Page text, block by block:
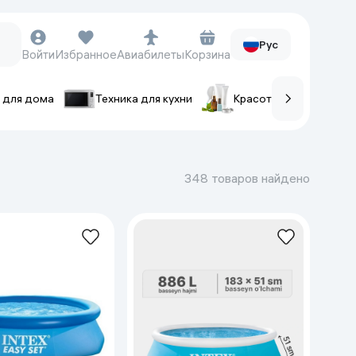
Фитнес-браслеты
Фотоаппараты и видеокамеры
Фотоаппараты
Экшен-камеры
ВойтиИзбранноеАвиабилетыКорзина
Рус
для дома Техника для кухни Красота и уход
348 товаров найдено